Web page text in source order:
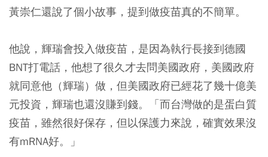
黃崇仁還說了個小故事，提到做疫苗真的不簡單。
他說，輝瑞會投入做疫苗，是因為執行長接到德國
BNT打電話，他想了很久才去問美國政府，美國政府
就同意他（輝瑞）做，但美國政府已經花了幾十億美
元投資，輝瑞也還沒賺到錢。「而台灣做的是蛋白質
疫苗，雖然很好保存，但以保護力來說，確實效果沒
有mRNA好。」